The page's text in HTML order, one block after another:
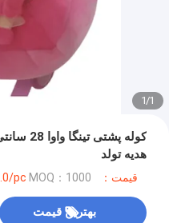
1
/
1
هدیه تولد
قیمت：USD2.0-4.0/pc MOQ：1000 عدد
بهترین قیمت